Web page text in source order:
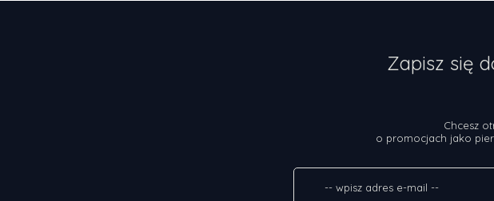
Zapisz się
Chcesz
o promocjach jako